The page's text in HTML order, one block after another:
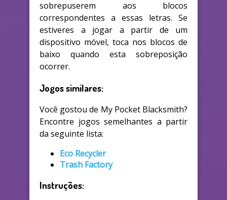
sobrepuserem aos blocos
correspondentes a essas letras. Se
estiveres a jogar a partir de um
dispositivo móvel, toca nos blocos de
baixo quando esta sobreposição
ocorrer.
Jogos similares:
Você gostou de My Pocket Blacksmith?
Encontre jogos semelhantes a partir
da seguinte lista:
Eco Recycler
Trash Factory
Instruções: